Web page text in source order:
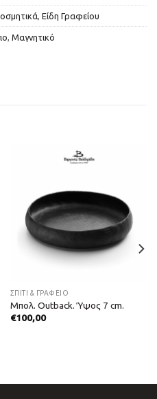
Είδη Γραφείου
Μαγνητικό
ΣΠΙΤΙ & ΓΡΑΦΕΙΟ
Μπολ. Outback. Ύψος 7 cm.
€100,00